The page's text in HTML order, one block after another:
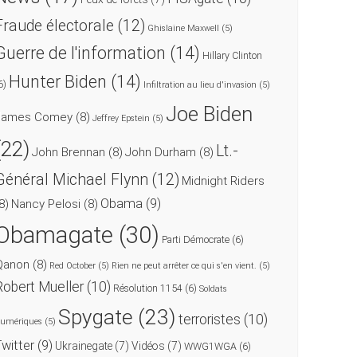
électorale (12) Ghislaine Maxwell (5)
de l'information (14) Hillary Clinton
Hunter Biden (14) Infiltration au lieu d'invasion (5)
Comey (8) Jeffrey Epstein (5) Joe Biden
John Brennan (8) John Durham (8) Lt.-
Michael Flynn (12) Midnight Riders
Nancy Pelosi (8) Obama (9)
(30) Parti Démocrate (6)
(8) Red October (5) Rien ne peut arrêter ce qui s'en vient. (5)
Mueller(10) Résolution 1154 (6) Soldats
(5) Spygate (23) terroristes (10)
(9) Ukrainegate (7) Vidéos (7) WWG1WGA (6)